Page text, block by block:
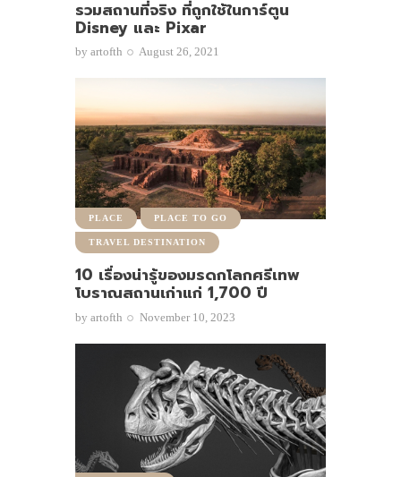
รวมสถานที่จริง ที่ถูกใช้ในการ์ตูน
Disney และ Pixar
by artofth August 26, 2021
PLACE PLACE TO GO
TRAVEL DESTINATION
10 เรื่องน่ารู้ของมรดกโลกศรีเทพ
โบราณสถานเก่าแก่ 1,700 ปี
by artofth November 10, 2023